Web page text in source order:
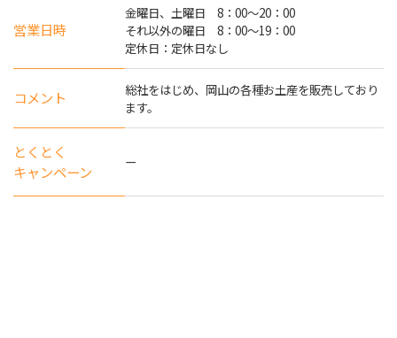
営業日時
金曜日、土曜日 8：00～20：00
それ以外の曜日 8：00～19：00
定休日：定休日なし
コメント
総社をはじめ、岡山の各種お土産を販売しており
ます。
とくとく
キャンペーン
ー